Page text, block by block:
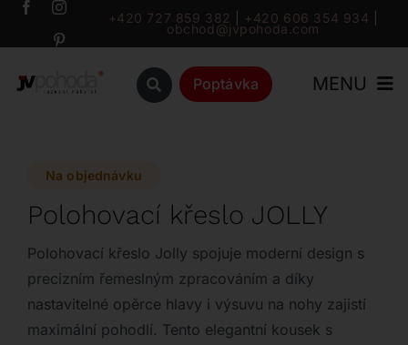
Přeskočit
+420 727 859 382 +420 606 354 934
obchod@jvpohoda.com
Poptávka MENU
Katalog
Značky
Na objednávku
Polohovací křeslo JOLLY
Polohovací křeslo Jolly spojuje moderní design s
precizním řemeslným zpracováním a díky
nastavitelné opěrce hlavy i výsuvu na nohy zajistí
maximální pohodlí. Tento elegantní kousek s